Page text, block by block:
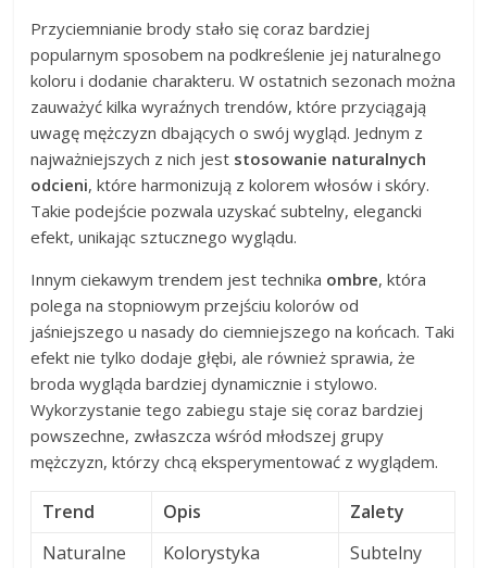
Przyciemnianie brody stało się coraz bardziej
popularnym sposobem na podkreślenie jej naturalnego
koloru i dodanie charakteru. W ostatnich sezonach można
zauważyć kilka wyraźnych trendów, które przyciągają
uwagę mężczyzn dbających o swój wygląd. Jednym z
najważniejszych z nich jest stosowanie naturalnych
odcieni, które harmonizują z kolorem włosów i skóry.
Takie podejście pozwala uzyskać subtelny, elegancki
efekt, unikając sztucznego wyglądu.
Innym ciekawym trendem jest technika ombre, która
polega na stopniowym przejściu kolorów od
jaśniejszego u nasady do ciemniejszego na końcach. Taki
efekt nie tylko dodaje głębi, ale również sprawia, że
broda wygląda bardziej dynamicznie i stylowo.
Wykorzystanie tego zabiegu staje się coraz bardziej
powszechne, zwłaszcza wśród młodszej grupy
mężczyzn, którzy chcą eksperymentować z wyglądem.
Trend Opis
Zalety
Naturalne
Kolorystyka
Subtelny